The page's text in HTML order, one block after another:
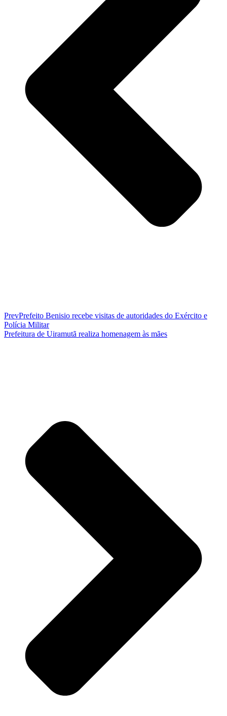
PrevPrefeito Benisio recebe visitas de autoridades do Exército e
Polícia Militar
Prefeitura de Uiramutã realiza homenagem às mães